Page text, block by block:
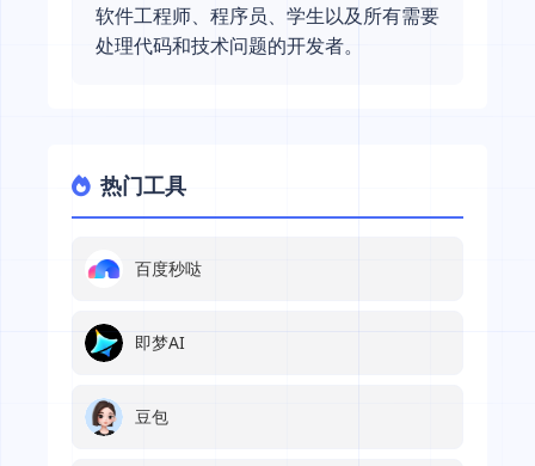
软件工程师、程序员、学生以及所有需要
处理代码和技术问题的开发者。
热门工具
百度秒哒
即梦AI
豆包